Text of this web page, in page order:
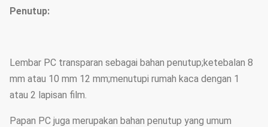
Penutup:
Lembar PC transparan sebagai bahan penutup;ketebalan 8
mm atau 10 mm 12 mm;menutupi rumah kaca dengan 1
atau 2 lapisan film.
Papan PC juga merupakan bahan penutup yang umum